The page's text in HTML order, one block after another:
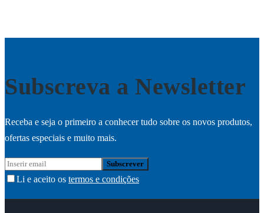
Subscreva a Newsletter
Receba e seja o primeiro a conhecer tudo sobre os novos produtos,
ofertas especiais e muito mais.
Li e aceito os termos e condições